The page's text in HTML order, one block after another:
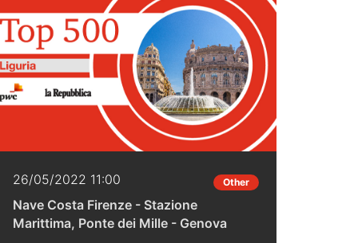
contenere i costi, ottimizzare le
performance e ridurre i rischi,
collaborazione e agilità tra IT e business
dimostrano come con una strategia data-
driven sia possibile personalizzare il
lavoro di tutti i giorni creando una
moderna employee
experience.Dall’ingaggio dei dipendenti
all’ottimizzazione della forza lavoro, gli
cambiamento. Evoluzione della leadership
nell’HR, nuove People strategy basate
26/05/2022 11:00 Other
Nave Costa Firenze - Stazione
Marittima, Ponte dei Mille - Genova